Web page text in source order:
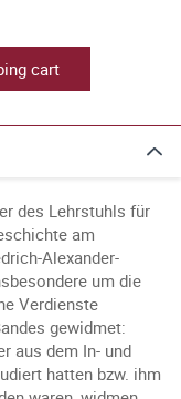
cart
des Lehrstuhls für
am
Alexander-
um die
Verdienste
gewidmet:
aus dem In- und
hatten bzw. ihm